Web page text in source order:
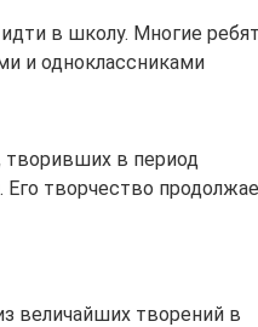
в школу. Многие
и одноклассниками
творивших в период
творчество
величайших творений в